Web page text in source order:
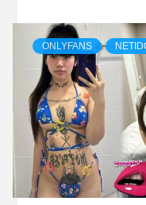
ONLYFANS